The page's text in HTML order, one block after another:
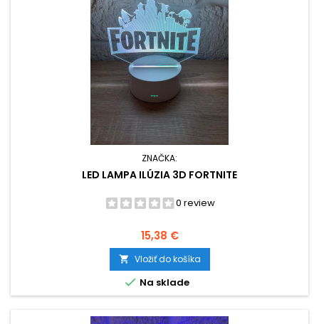
ZNAČKA:
LED LAMPA ILÚZIA 3D FORTNITE
0 review
Cena
15,38 €
 Vložiť do košíka
 Na sklade